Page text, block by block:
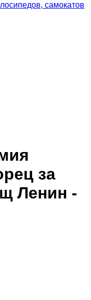
самокатов
за
Ленин -